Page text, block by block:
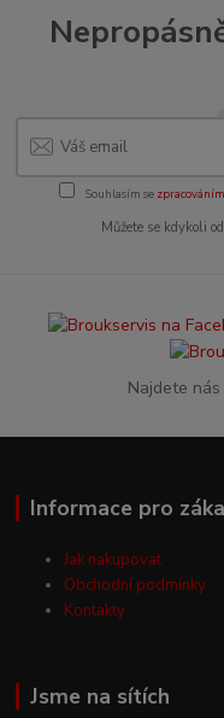
Souhlasím se
Můžete se kdykoli
Najdete
Informace pro
Jak nakupovat
Obchodní podmínky
Kontakty
Jsme na sítích